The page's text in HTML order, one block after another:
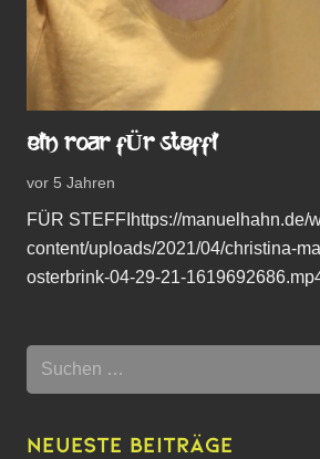
EIN ROAR FÜR STEFFI
vor 5 Jahren
FÜR STEFFIhttps://manuelhahn.de/
content/uploads/2021/04/christina-
osterbrink-04-29-21-
Suchen
nach:
Neueste Beiträge